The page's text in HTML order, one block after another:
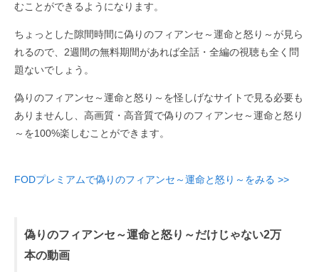
むことができるようになります。
ちょっとした隙間時間に偽りのフィアンセ～運命と怒り～が見ら
れるので、2週間の無料期間があれば全話・全編の視聴も全く問
題ないでしょう。
偽りのフィアンセ～運命と怒り～を怪しげなサイトで見る必要も
ありませんし、高画質・高音質で偽りのフィアンセ～運命と怒り
～を100%楽しむことができます。
FODプレミアムで偽りのフィアンセ～運命と怒り～をみる >>
偽りのフィアンセ～運命と怒り～だけじゃない2万
本の動画